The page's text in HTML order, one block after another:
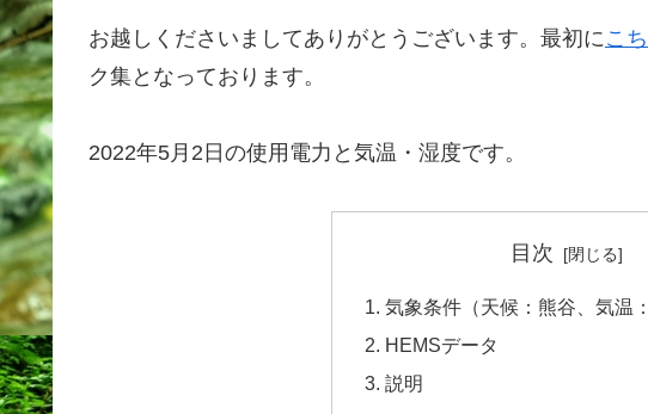
お越しくださいましてありがとうございます。最初に こ
ク集となっております。
2022年5月2日の使用電力と気温・湿度です。
目次
気象条件（天候：熊谷、気温
HEMSデータ
説明